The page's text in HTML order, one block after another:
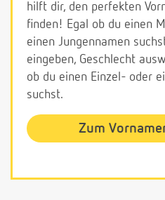
hilft dir, den perfekten
finden! Egal ob du einen
einen Jungennamen
eingeben, Geschlecht
ob du einen Einzel- oder
suchst.
Zum